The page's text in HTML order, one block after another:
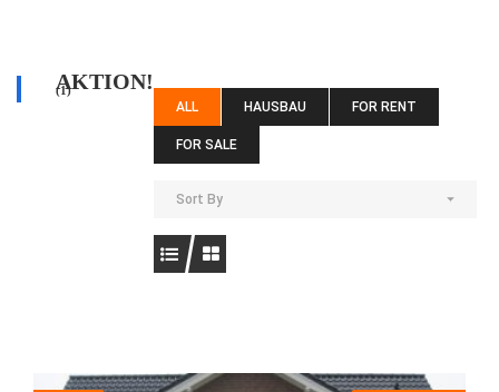
AKTION!
(1)
ALL HAUSBAU FOR RENT
FOR SALE
Sort By